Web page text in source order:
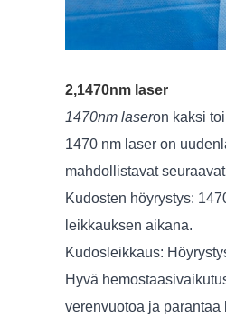
2,1470nm laser
1470nm laseron kaksi
1470 nm laser on
mahdollistavat
Kudosten höyrystys:
leikkauksen aikana.
Kudosleikkaus:
Hyvä
verenvuotoa ja